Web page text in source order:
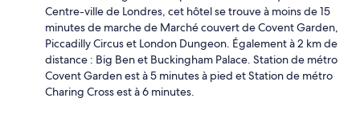
Centre-ville de Londres, cet hôtel se trouve à moins de 15
minutes de marche de Marché couvert de Covent Garden,
Piccadilly Circus et London Dungeon. Également à 2 km de
distance : Big Ben et Buckingham Palace. Station de métro
Covent Garden est à 5 minutes à pied et Station de métro
Charing Cross est à 6 minutes.